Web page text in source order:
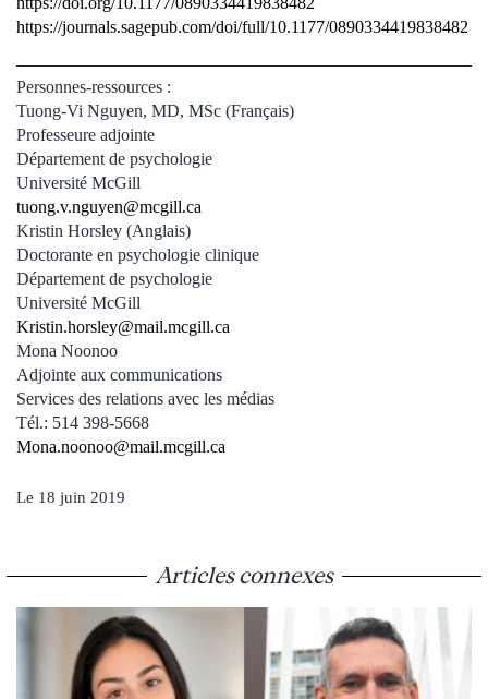
https://journals.sagepub.com/doi/full/10.1177/0890334419838482
Personnes-ressources :
Tuong-Vi Nguyen, MD, MSc (Français)
Professeure adjointe
Département de psychologie
Université McGill
tuong.v.nguyen@mcgill.ca
Kristin Horsley (Anglais)
Doctorante en psychologie clinique
Département de psychologie
Université McGill
Kristin.horsley@mail.mcgill.ca
Mona Noonoo
Adjointe aux communications
Services des relations avec les médias
Tél.: 514 398-5668
Mona.noonoo@mail.mcgill.ca
Le 18 juin 2019
Articles connexes